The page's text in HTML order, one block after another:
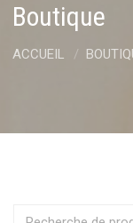
Boutique
ACCUEIL